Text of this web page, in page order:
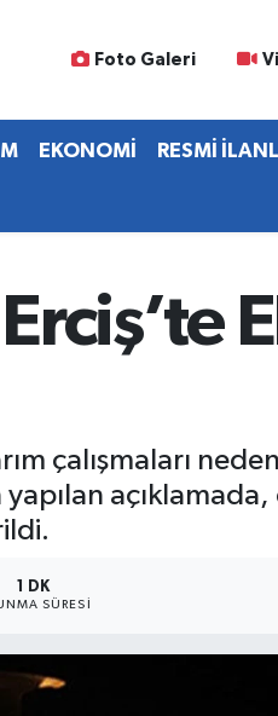
Foto Galeri
EKONOMİ RESMİ
çalışmaları
1 DK
SÜRESI